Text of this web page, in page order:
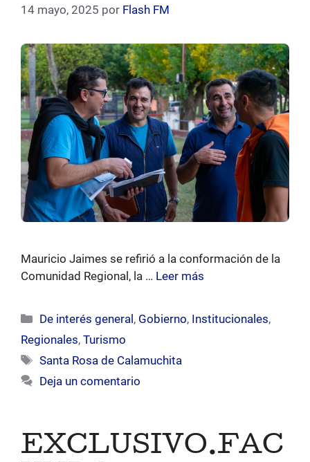
14 mayo, 2025 por Flash FM
Mauricio Jaimes se refirió a la conformación de la
Comunidad Regional, la … Leer más
Categorías
De interés general , Gobierno, Institucionales,
Regionales, Turismo
Etiquetas
Santa Rosa de Calamuchita
Deja un comentario
EXCLUSIVO.FAC